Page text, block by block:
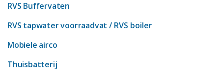
RVS Buffervaten
RVS tapwater voorraadvat / RVS boiler
Mobiele airco
Thuisbatterij